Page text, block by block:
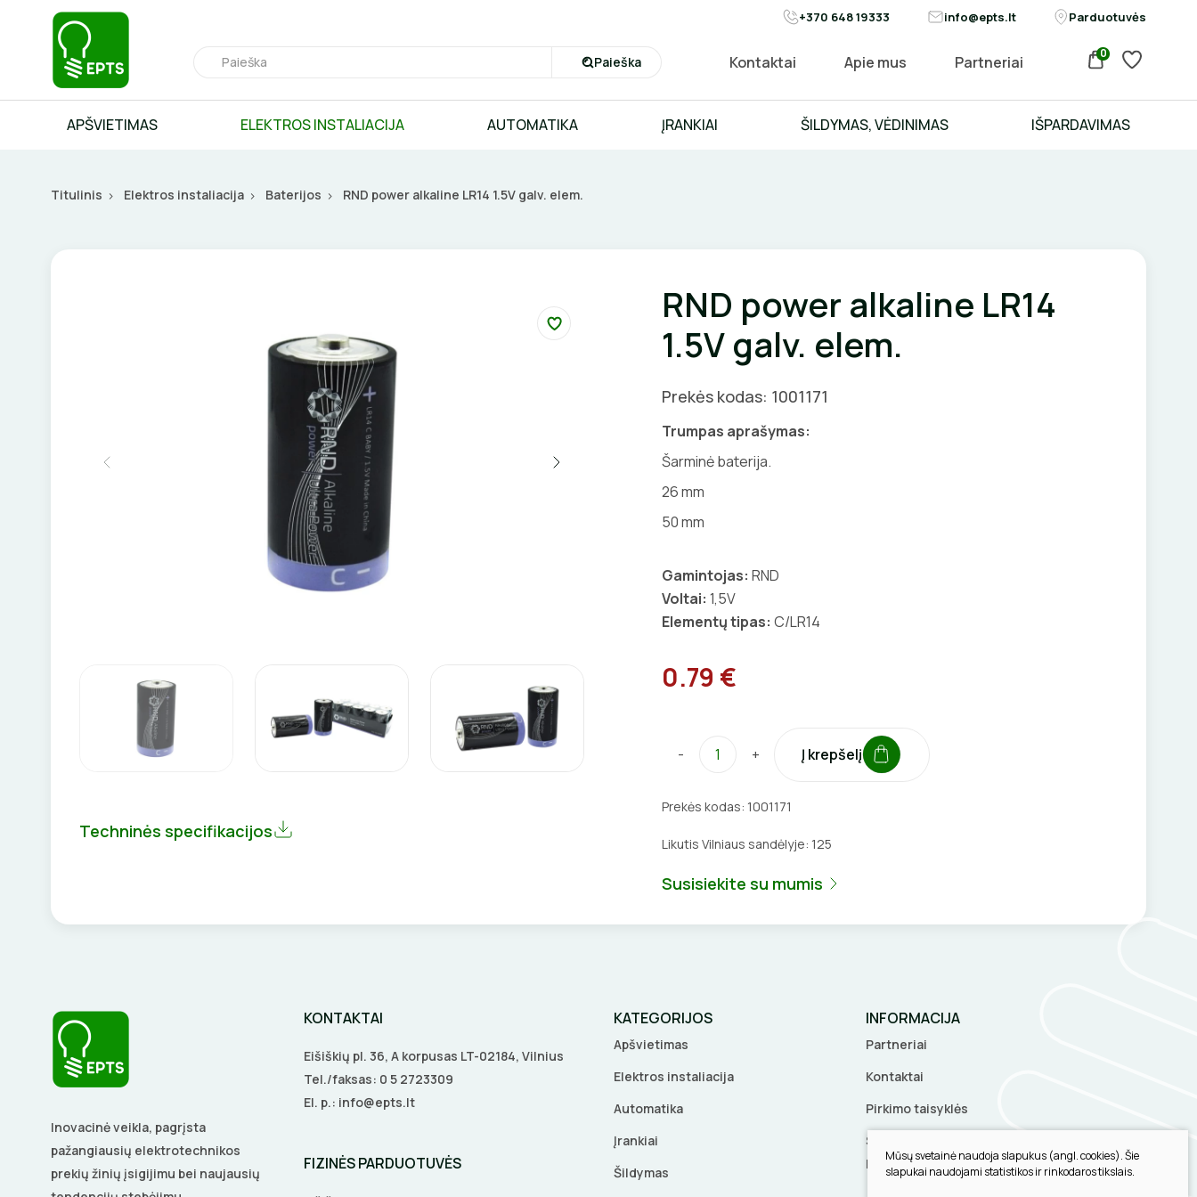
+370 648 19333 info@epts.lt Parduotuvės
Paieška Kontaktai Apie mus Partneriai 0
APŠVIETIMAS ELEKTROS INSTALIACIJA AUTOMATIKA ĮRANKIAI ŠILDYMAS, VĖDINIMAS IŠPARDAVIMAS
Titulinis Elektros instaliacija Baterijos RND power alkaline LR14 1.5V galv. elem.
Techninės specifikacijos
RND power alkaline LR14
1.5V galv. elem.
Prekės kodas: 1001171
Trumpas aprašymas:
Šarminė baterija.
26mm
50mm
Gamintojas: RND
Voltai: 1,5V
Elementų tipas: C/LR14
0.79 €
- + Į krepšelį
Prekės kodas: 1001171
Likutis Vilniaus sandėlyje: 125
Susisiekite su mumis
Inovacinė veikla, pagrįsta
pažangiausių elektrotechnikos
prekių žinių įsigijimu bei naujausių
KONTAKTAI
Eišiškių pl. 36, A korpusas LT-02184, Vilnius
Tel./faksas: 0 5 2723309
El. p.: info@epts.lt
FIZINĖS PARDUOTUVĖS
KATEGORIJOS
Apšvietimas
Elektros instaliacija
Automatika
Įrankiai
Šildymas
INFORMACIJA
Partneriai
Kontaktai
Pirkimo taisyklės
Slapukų parinktys
Privatumo politika
Mūsų svetainė naudoja slapukus (angl. cookies). Šie
slapukai naudojami statistikos ir rinkodaros tikslais.